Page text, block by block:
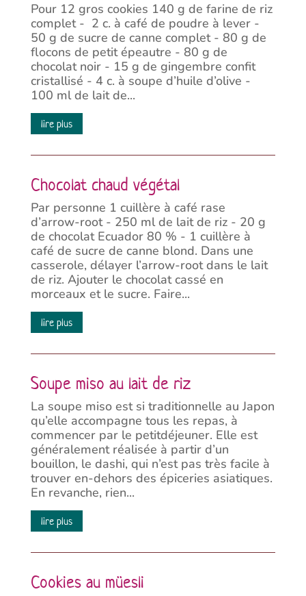
Pour 12 gros cookies 140 g de farine de riz
complet - 2 c. à café de poudre à lever -
50 g de sucre de canne complet - 80 g de
flocons de petit épeautre - 80 g de
chocolat noir - 15 g de gingembre confit
cristallisé - 4 c. à soupe d’huile d’olive -
100 ml de lait de...
lire plus
Chocolat chaud végétal
Par personne 1 cuillère à café rase
d’arrow-root - 250 ml de lait de riz - 20 g
de chocolat Ecuador 80 % - 1 cuillère à
café de sucre de canne blond. Dans une
casserole, délayer l’arrow-root dans le lait
de riz. Ajouter le chocolat cassé en
morceaux et le sucre. Faire...
lire plus
Soupe miso au lait de riz
La soupe miso est si traditionnelle au Japon
qu’elle accompagne tous les repas, à
commencer par le petitdéjeuner. Elle est
généralement réalisée à partir d’un
bouillon, le dashi, qui n’est pas très facile à
trouver en-dehors des épiceries asiatiques.
En revanche, rien...
lire plus
Cookies au müesli